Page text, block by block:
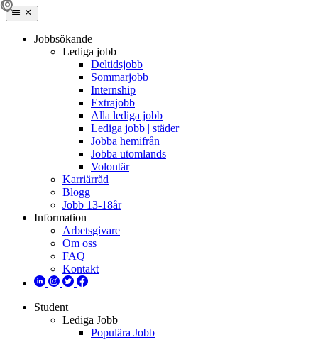
Jobbsökande
Lediga jobb
Deltidsjobb
Sommarjobb
Internship
Extrajobb
Alla lediga jobb
Lediga jobb | städer
Jobba hemifrån
Jobba utomlands
Volontär
Karriärråd
Blogg
Jobb 13-18år
Information
Arbetsgivare
Om oss
FAQ
Kontakt
Student
Lediga Jobb
Populära Jobb